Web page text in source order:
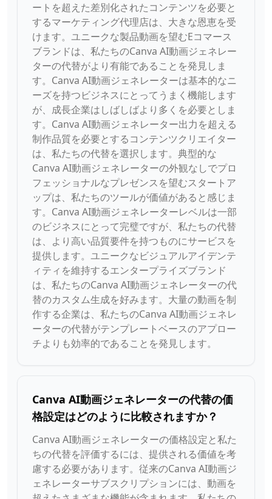
ートを超えた差別化されたコンテンツを必要と
するマーケティング代理店は、大きな恩恵を受
けます。ユニークな製品動画を望むEコマース
ブランドは、私たちのCanva AI動画ジェネレー
ターの代替がより有能であることを発見しま
す。Canva AI動画ジェネレーターは基本的なニ
ーズを持つビジネスにとってうまく機能します
が、成長企業はしばしばより多くを必要としま
す。Canva AI動画ジェネレーター出力を超える
制作品質を必要とするコンテンツクリエイター
は、私たちの代替を選択します。典型的な
Canva AI動画ジェネレーターの外観なしでプロ
フェッショナルなプレゼンスを望むスタートア
ップは、私たちのツールが価値があると感じま
す。Canva AI動画ジェネレーターレベルは一部
のビジネスにとって完璧ですが、私たちの代替
は、より高い品質要件を持つものにサービスを
提供します。ユニークなビジュアルアイデンテ
ィティを維持するエンタープライズブランド
は、私たちのCanva AI動画ジェネレーターの代
替のカスタム生成を好みます。大量の動画を制
作する企業は、私たちのCanva AI動画ジェネレ
ーターの代替がテンプレートベースのアプロー
チよりも効率的であることを発見します。
Canva AI動画ジェネレーターの代替の価
格設定はどのように比較されますか？
Canva AI動画ジェネレーターの価格設定と私た
ちの代替を評価するには、提供される価値を考
慮する必要があります。従来のCanva AI動画ジ
ェネレーターサブスクリプションには、動画を